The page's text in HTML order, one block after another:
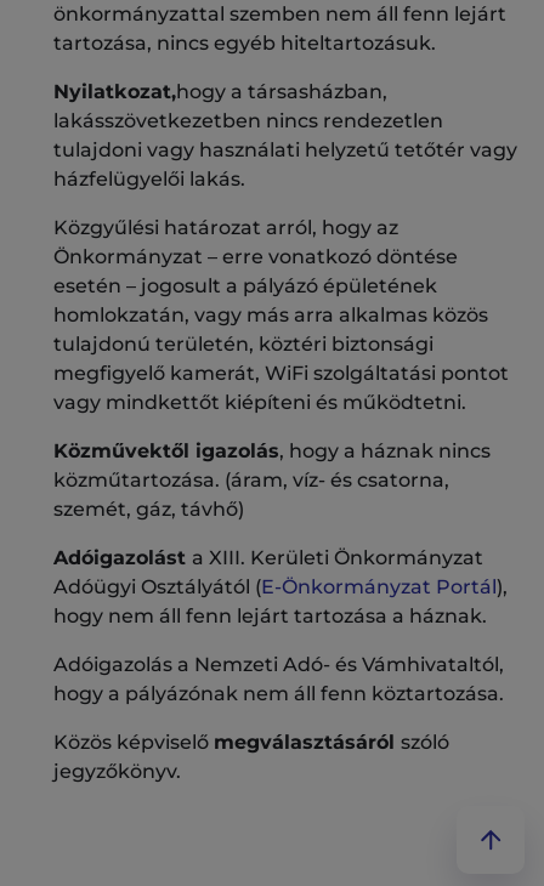
önkormányzattal szemben nem áll fenn lejárt
tartozása, nincs egyéb hiteltartozásuk.
Nyilatkozat,hogy a társasházban,
lakásszövetkezetben nincs rendezetlen
tulajdoni vagy használati helyzetű tetőtér vagy
házfelügyelői lakás.
Közgyűlési határozat arról, hogy az
Önkormányzat – erre vonatkozó döntése
esetén – jogosult a pályázó épületének
homlokzatán, vagy más arra alkalmas közös
tulajdonú területén, köztéri biztonsági
megfigyelő kamerát, WiFi szolgáltatási pontot
vagy mindkettőt kiépíteni és működtetni.
Közművektől igazolás, hogy a háznak nincs
közműtartozása. (áram, víz- és csatorna,
szemét, gáz, távhő)
Adóigazolást a XIII. Kerületi Önkormányzat
Adóügyi Osztályától (E-Önkormányzat Portál),
hogy nem áll fenn lejárt tartozása a háznak.
Adóigazolás a Nemzeti Adó- és Vámhivataltól,
hogy a pályázónak nem áll fenn köztartozása.
Közös képviselő megválasztásáról szóló
jegyzőkönyv.